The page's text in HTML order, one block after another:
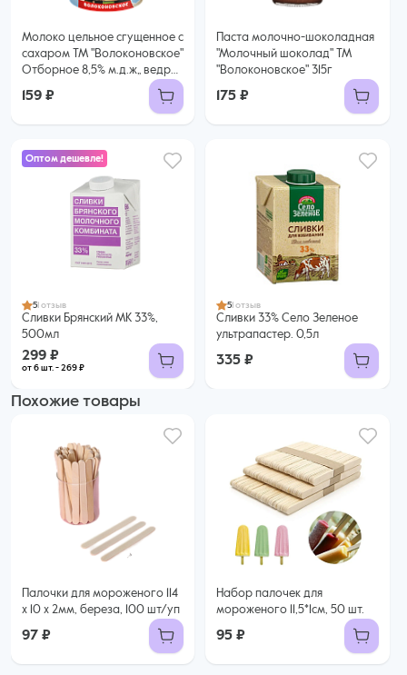
Молоко цельное сгущенное с
сахаром ТМ "Волоконовское"
Отборное 8,5% м.д.ж„ ведро
159 ₽
Паста молочно-шоколадная
"Молочный шоколад" ТМ
"Волоконовское" 315г
175 ₽
Оптом дешевле!
5 1 отзыв
Сливки Брянский МК 33%,
500мл
299 ₽
от 6 шт. - 269 ₽
299 ₽
269 ₽ за шт. при заказе от 6 шт.
Купить оптом
5 1 отзыв
Сливки 33% Село Зеленое
ультрапастер. 0,5л
335 ₽
Похожие товары
Палочки для мороженого 114
х 10 х 2мм, береза, 100 шт/уп
97 ₽
Набор палочек для
мороженого 11,5*1см, 50 шт.
95 ₽